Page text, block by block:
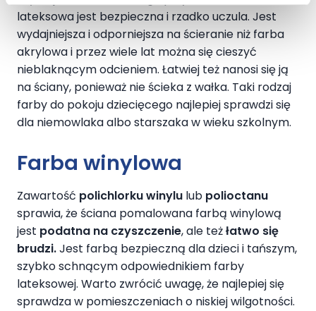
lateksowa jest bezpieczna i rzadko uczula. Jest
wydajniejsza i odporniejsza na ścieranie niż farba
akrylowa i przez wiele lat można się cieszyć
nieblaknącym odcieniem. Łatwiej też nanosi się ją
na ściany, ponieważ nie ścieka z wałka. Taki rodzaj
farby do pokoju dziecięcego najlepiej sprawdzi się
dla niemowlaka albo starszaka w wieku szkolnym.
Farba winylowa
Zawartość polichlorku winylu lub polioctanu
sprawia, że ściana pomalowana farbą winylową
jest podatna na czyszczenie, ale teżłatwo się
brudzi.Jest farbą bezpieczną dla dzieci i tańszym,
szybko schnącym odpowiednikiem farby
lateksowej. Warto zwrócić uwagę, że najlepiej się
sprawdza w pomieszczeniach o niskiej wilgotności.